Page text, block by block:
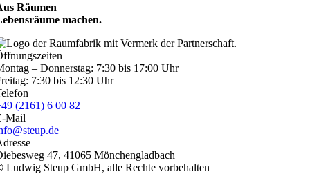
Räumen
machen.
– Donnerstag: 7:30 bis 17:00 Uhr
7:30 bis 12:30 Uhr
(2161) 6 00 82
Mail
47, 41065 Mönchengladbach
Ludwig Steup GmbH, alle Rechte vorbehalten